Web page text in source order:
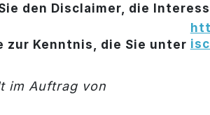
den Disclaimer, die
zur Kenntnis, die Sie unter
im Auftrag von